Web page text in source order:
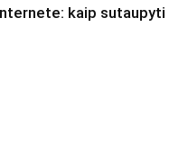
kaip sutaupyti